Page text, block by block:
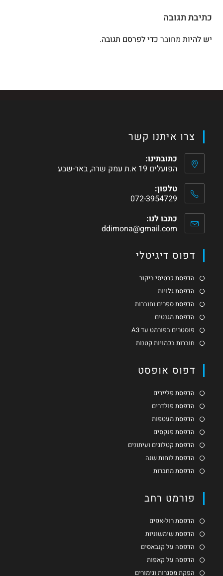
כתיבת תגובה
יש להיות מחובר כדי לפרסם תגובה.
צרו איתנו קשר
כתובתינו:
הפועלים 19 א.ת עמק שרה, באר-שבע
טלפון:
072-3954729
כתבו לנו:
ddimona@gmail.com
דפוס דיגיטלי
הדפסת כרטיסי ביקור
הדפסת גלויות
הדפסת ספרים וחוברות
הדפסת מגנטים
פוסטרים בפורמט עד A3
חוברות בכמויות קטנות
דפוס אופסט
הדפסת פליירים
הדפסת פולדרים
הדפסת מעטפות
הדפסת פנקסים
הדפסת קטלוגים ועיתונים
הדפסת לוחות שנה
הדפסת מחברות
פורמט רחב
הדפסת רול-אפים
הדפסת שימשוניות
הדפסה על קנבאסים
הדפסה על קאפות
הפקת מסגרות וגימורים